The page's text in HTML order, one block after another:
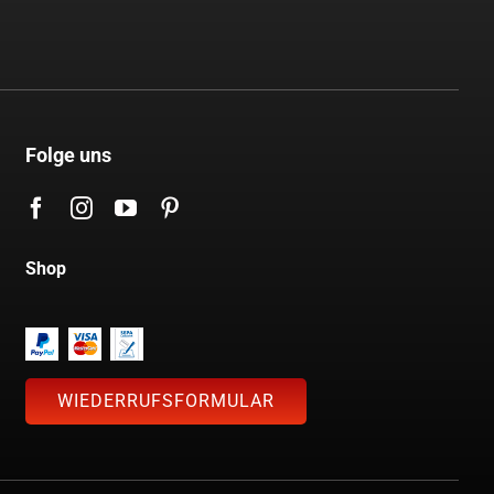
Folge uns
Shop
WIEDERRUFSFORMULAR